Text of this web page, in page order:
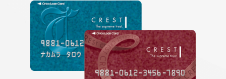
お借入れ
ご返済